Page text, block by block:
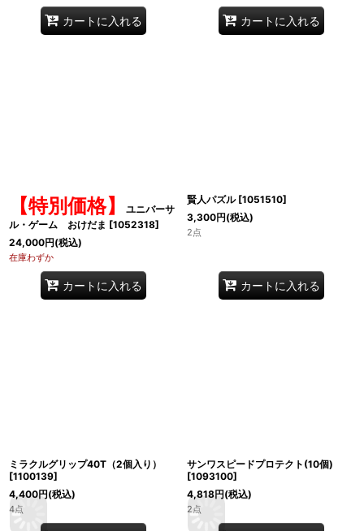
カートに入れる カートに入れる
【特別価格】
ユニバーサ
ル・ゲーム おけだま [1052318]
24,000円(税込)
在庫わずか
カートに入れる
賢人パズル [1051510]
3,300円(税込)
2点
カートに入れる
ミラクルグリップ40T（2個入り）
[1100139]
4,400円(税込)
4点
サンワスピードプロテクト(10個)
[1093100]
4,818円(税込)
2点